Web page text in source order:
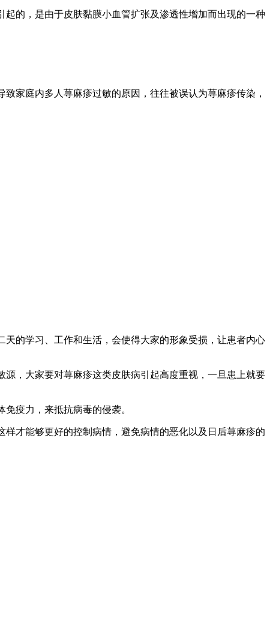
的，是由于皮肤黏膜小血管扩张及渗透性增加而出现的一种
家庭内多人荨麻疹过敏的原因，往往被误认为荨麻疹传染，
的学习、工作和生活，会使得大家的形象受损，让患者内心
，大家要对荨麻疹这类皮肤病引起高度重视，一旦患上就要
疫力，来抵抗病毒的侵袭。
才能够更好的控制病情，避免病情的恶化以及日后荨麻疹的